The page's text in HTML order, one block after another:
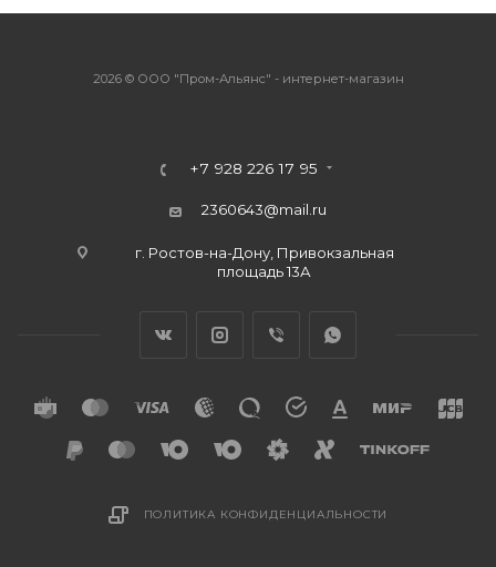
2026 © ООО "Пром-Альянс" - интернет-магазин
+7 928 226 17 95
2360643@mail.ru
г. Ростов-на-Дону, Привокзальная
площадь 13А
ПОЛИТИКА КОНФИДЕНЦИАЛЬНОСТИ